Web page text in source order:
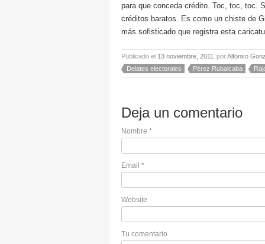
para que conceda crédito. Toc, toc, toc.
créditos baratos. Es como un chiste de
más sofisticado que registra esta
Publicado el 13 noviembre, 2011 porAlfonso
Delates electorales
Pérez Rubalcaba
Deja un comentario
Nombre *
Email *
Website
Tu comentario